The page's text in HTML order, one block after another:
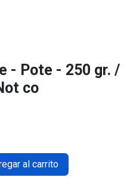
- Pote - 250 gr. /
co
al carrito